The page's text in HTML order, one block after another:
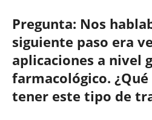
Pregunta: Nos
siguiente paso era
aplicaciones a nivel
farmacológico.
tener este tipo de